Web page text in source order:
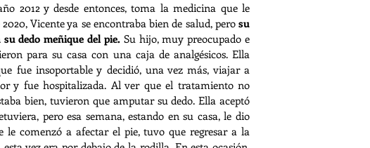
2012 y desde entonces, toma la medicina que le
Vicente ya se encontraba bien de salud, pero su
dedo meñique del pie. Su hijo, muy preocupado e
para su casa con una caja de analgésicos. Ella
fue insoportable y decidió, una vez más, viajar a
y fue hospitalizada. Al ver que el tratamiento no
bien, tuvieron que amputar su dedo. Ella aceptó
pero esa semana, estando en su casa, le dio
comenzó a afectar el pie, tuvo que regresar a la